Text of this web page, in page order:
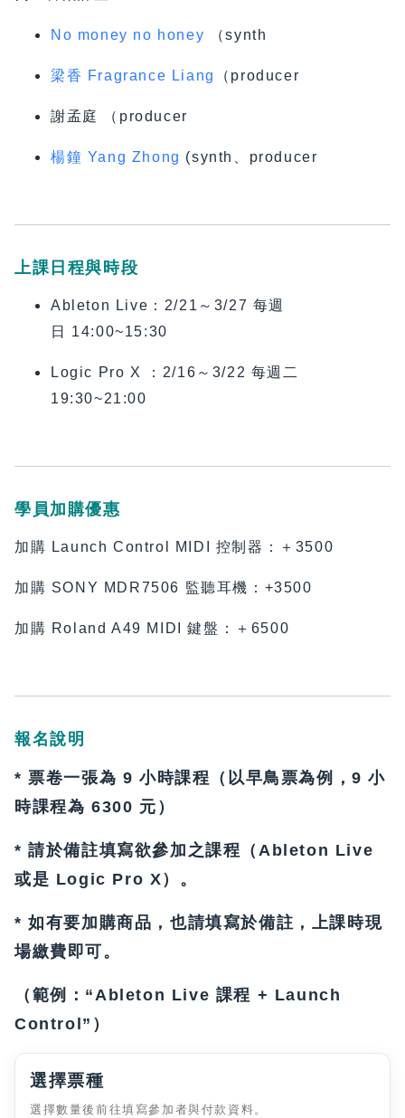
No money no honey （synth
梁香 Fragrance Liang （producer
謝孟庭 （producer
楊鐘 Yang Zhong (synth、producer
上課日程與時段
Ableton Live ： 2/21～3/27 每週
日 14:00~15:30
Logic Pro X
：2/16～3/22 每週二
19:30~21:00
學員加購優惠
加購 Launch Control MIDI 控制器：＋3500
加購 SONY MDR7506 監聽耳機：+3500
加購 Roland A49 MIDI 鍵盤：＋6500
報名說明
* 票卷一張為 9 小時課程（以早鳥票為例，9 小
時課程為 6300 元）
* 請於備註填寫欲參加之課程（Ableton Live
或是 Logic Pro X）。
* 如有要加購商品，也請填寫於備註，上課時現
場繳費即可。
（範例：“Ableton Live 課程 + Launch
Control”）
選擇票種
選擇數量後前往填寫參加者與付款資料。